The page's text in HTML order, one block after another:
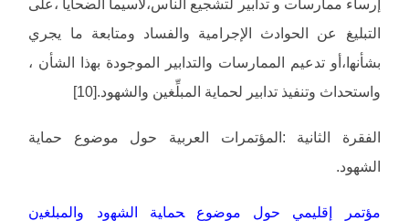
إرساء ممارسات و تدابير لتشجيع الناس،لاسيما الضحايا ،على
التبليغ عن الحوادث الإجرامية والفساد ومتابعة ما يجري
بشأﻧﻬا،أو تدعيم الممارسات والتدابير الموجودة ﺑﻬذا الشأن ،
واستحداث وتنفيذ تدابير لحماية المبلِّغين والشهود.[10]
الفقرة الثانية :المؤتمرات العربية حول موضوع حماية
الشهود.
مؤتمر إقليمي حول موضوع ﺤﻤﺎﻴﺔ ﺍﻟﺸﻬﻭﺩ ﻭﺍﻟﻤﺒﻠﻐﻴﻥ